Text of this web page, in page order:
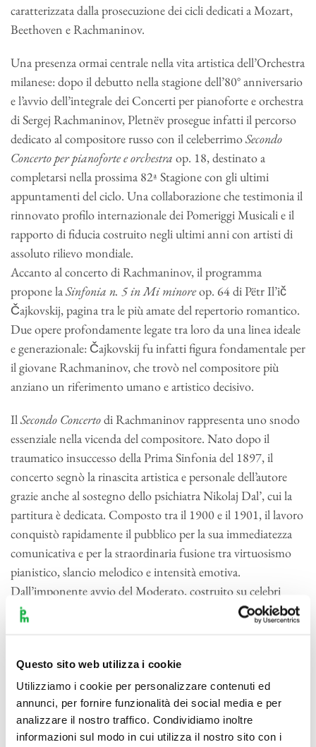
Questo sito web utilizza i cookie
Utilizziamo i cookie per personalizzare contenuti ed
annunci, per fornire funzionalità dei social media e per
analizzare il nostro traffico. Condividiamo inoltre
informazioni sul modo in cui utilizza il nostro sito con i
caratterizzata dalla prosecuzione dei cicli dedicati a Mozart,
Beethoven e Rachmaninov.
Una presenza ormai centrale nella vita artistica dell’Orchestra
milanese: dopo il debutto nella stagione dell’80° anniversario
e l’avvio dell’integrale dei Concerti per pianoforte e orchestra
di Sergej Rachmaninov, Pletnëv prosegue infatti il percorso
dedicato al compositore russo con il celeberrimoSecondo
Concerto per pianoforte e orchestra op. 18, destinato a
completarsi nella prossima 82ª Stagione con gli ultimi
appuntamenti del ciclo. Una collaborazione che testimonia il
rinnovato profilo internazionale dei Pomeriggi Musicali e il
rapporto di fiducia costruito negli ultimi anni con artisti di
assoluto rilievo mondiale.
Accanto al concerto di Rachmaninov, il programma
propone laSinfonia n. 5 in Mi minoreop. 64 di Pëtr Il’ič
Čajkovskij, pagina tra le più amate del repertorio romantico.
Due opere profondamente legate tra loro da una linea ideale
e generazionale: Čajkovskij fu infatti figura fondamentale per
il giovane Rachmaninov, che trovò nel compositore più
anziano un riferimento umano e artistico decisivo.
IlSecondo Concertodi Rachmaninov rappresenta uno snodo
essenziale nella vicenda del compositore. Nato dopo il
traumatico insuccesso della Prima Sinfonia del 1897, il
concerto segnò la rinascita artistica e personale dell’autore
grazie anche al sostegno dello psichiatra Nikolaj Dal’, cui la
partitura è dedicata. Composto tra il 1900 e il 1901, il lavoro
conquistò rapidamente il pubblico per la sua immediatezza
comunicativa e per la straordinaria fusione tra virtuosismo
pianistico, slancio melodico e intensità emotiva.
Dall’imponente avvio del Moderato, costruito su celebri
accordi pianistici che sembrano emergere lentamente dal
silenzio, fino all’Adagio sostenuto di malinconica cantabilità
sviluppa una tensione continua tra lirismo e grandiosità
orchestrale. È una musica che mette il pianoforte al centro
della scena senza mai relegare l’orchestra a semplice
accompagnamento, ma costruendo piuttosto un dialogo
costante e appassionato.